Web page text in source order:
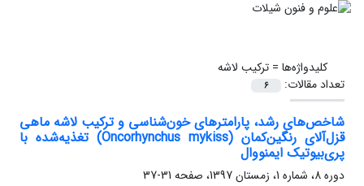
کلیدواژه‌ها =ترکیب لاشه
تعداد مقالات:
6
شاخص‌های رشد، پارامترهای خون‌شناسی و ترکیب لاشه ماهی
قزل‌آلای رنگین‌کمان (Oncorhynchus mykiss) تغذیه‌شده با
پری‌بیوتیک ایمنووال
دوره 8، شماره 1، زمستان 1397، صفحه
31-37